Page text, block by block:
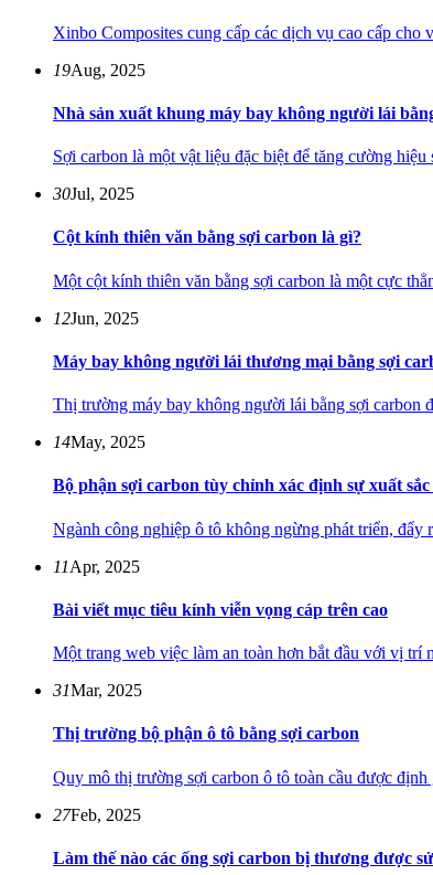
Xinbo Composites cung cấp các dịch vụ cao cấp cho
19Aug, 2025
Nhà sản xuất khung máy bay không người lái
Sợi carbon là một vật liệu đặc biệt để tăng cường
30Jul, 2025
Cột kính thiên văn bằng sợi carbon là gì?
Một cột kính thiên văn bằng sợi carbon là một cực
12Jun, 2025
Máy bay không người lái thương mại bằng sợi
Thị trường máy bay không người lái bằng sợi carbon
14May, 2025
Bộ phận sợi carbon tùy chỉnh xác định sự xuất sắc
Ngành công nghiệp ô tô không ngừng phát triển, đẩy
11Apr, 2025
Bài viết mục tiêu kính viễn vọng cáp trên cao
Một trang web việc làm an toàn hơn bắt đầu với vị trí
31Mar, 2025
Thị trường bộ phận ô tô bằng sợi carbon
Quy mô thị trường sợi carbon ô tô toàn cầu được
27Feb, 2025
Làm thế nào các ống sợi carbon bị thương được